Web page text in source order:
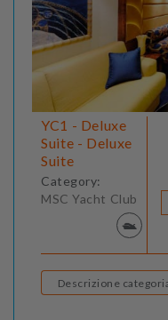
YC1 - Deluxe
Suite - Deluxe
Suite
Category:
MSC Yacht Club
Descrizione